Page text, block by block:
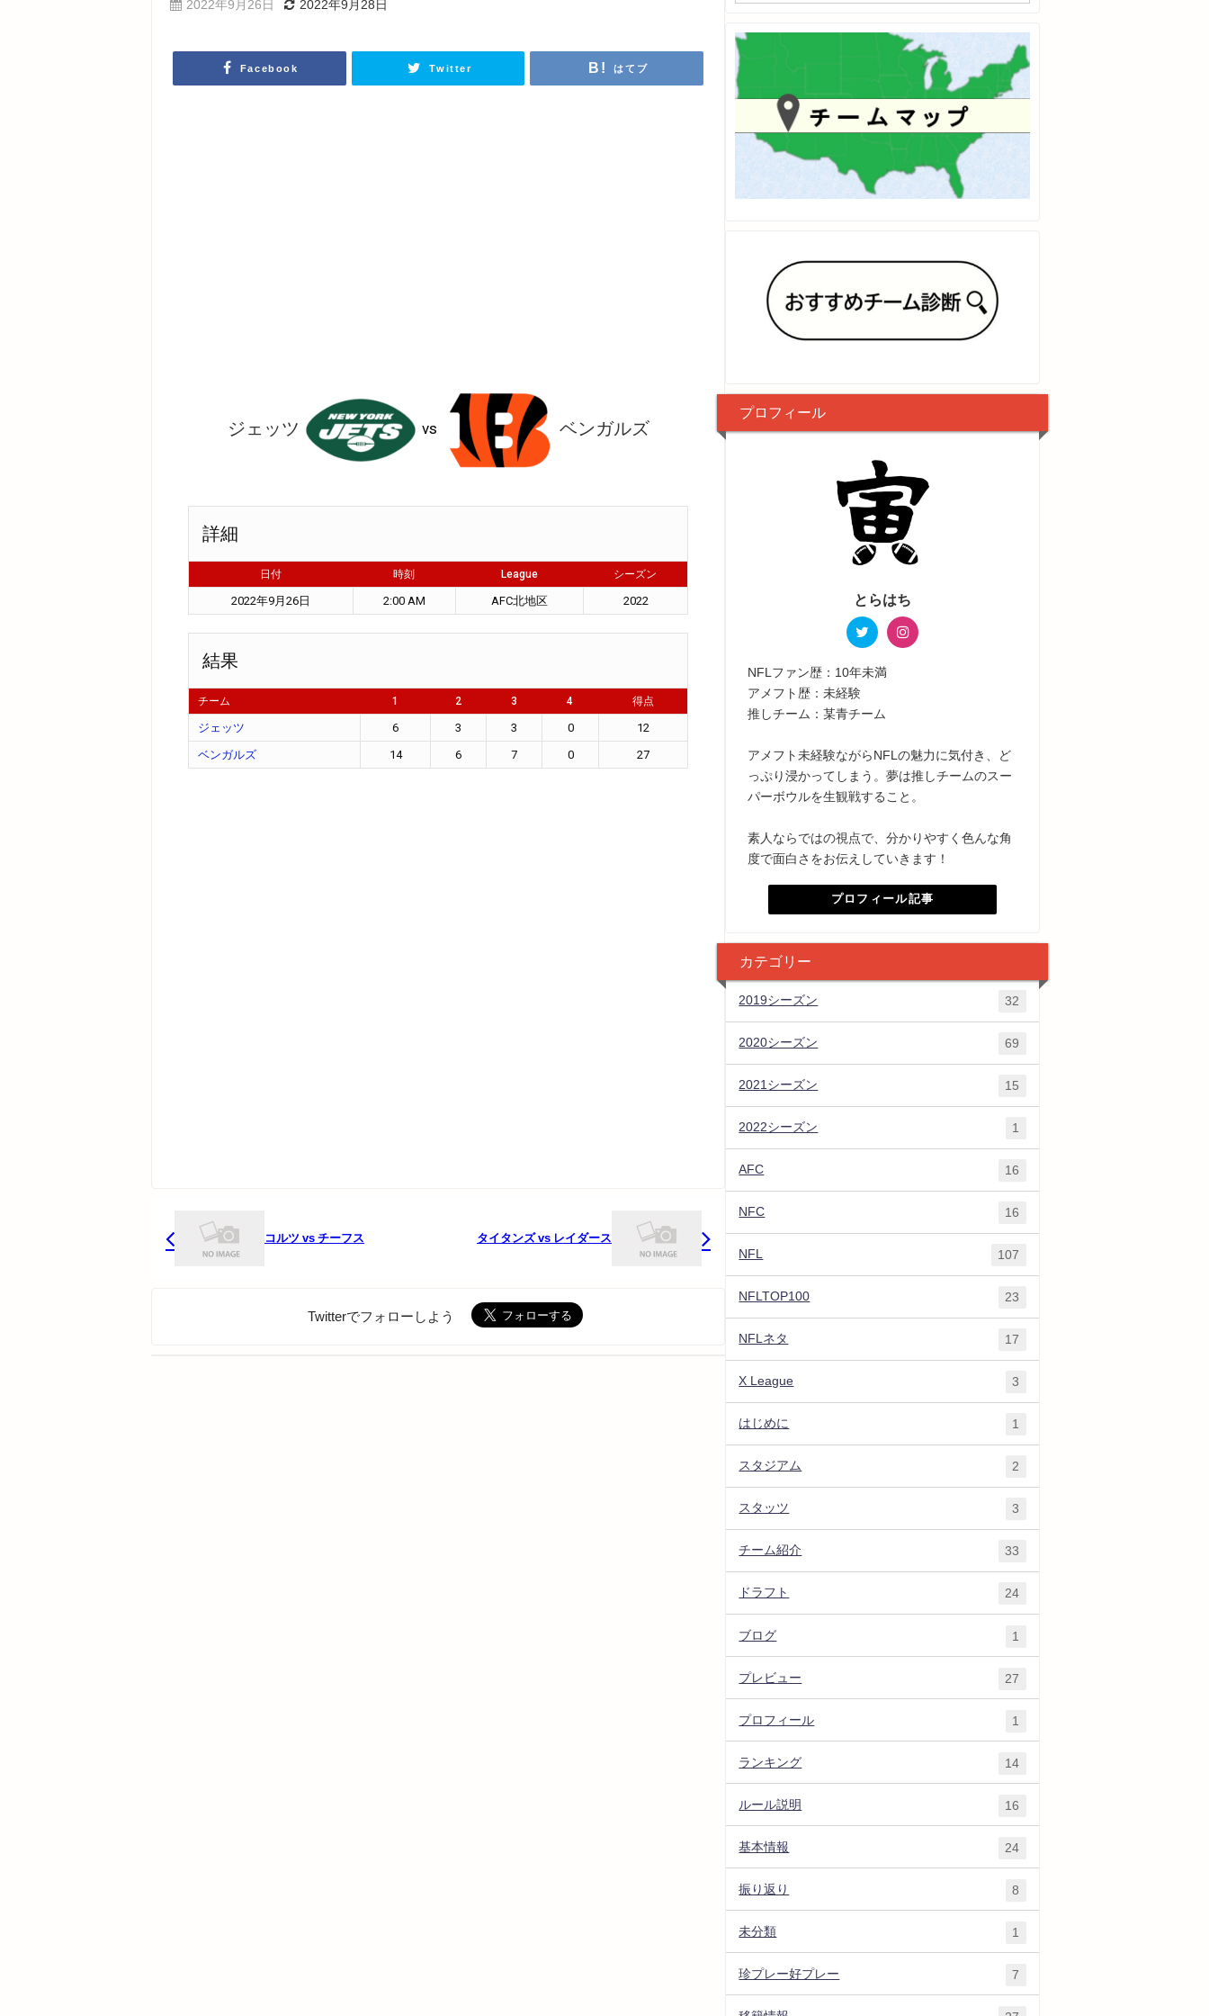
2022年9月26日 2022年9月28日
Facebook Twitter はてブ
ジェッツ vs ベンガルズ
詳細
日付 時刻 League シーズン
2022年9月26日 2:00 AM AFC北地区 2022
結果
チーム 1 2 3 4 得点
ジェッツ 6 3 3 0
12
ベンガルズ
14 6 7 0 27
コルツ vs チーフス タイタンズ vs レイダース
Twitterでフォローしよう
プロフィール
とらはち
NFLファン歴：10年未満
アメフト歴：未経験
推しチーム：某青チーム
アメフト未経験ながらNFLの魅力に気付き、ど
っぷり浸かってしまう。夢は推しチームのスー
パーボウルを生観戦すること。
素人ならではの視点で、分かりやすく色んな角
度で面白さをお伝えしていきます！
プロフィール記事
カテゴリー
2019シーズン 32
2020シーズン 69
2021シーズン 15
2022シーズン 1
AFC 16
NFC 16
NFL 107
NFLTOP100 23
NFLネタ 17
X League 3
はじめに 1
スタジアム 2
スタッツ 3
チーム紹介 33
ドラフト 24
ブログ 1
プレビュー 27
プロフィール 1
ランキング 14
ルール説明 16
基本情報 24
振り返り 8
未分類 1
珍プレー好プレー 7